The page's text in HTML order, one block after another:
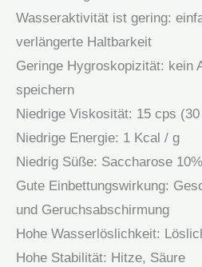
Wasseraktivität ist gering:
verlängerte Haltbarkeit
Geringe Hygroskopizität: kein
speichern
Niedrige Viskosität: 15 cps
Niedrige Energie: 1 Kcal / g
Niedrig Süße: Saccharose 10%
Gute Einbettungswirkung:
und Geruchsabschirmung
Hohe Wasserlöslichkeit:
Hohe Stabilität: Hitze, Säure